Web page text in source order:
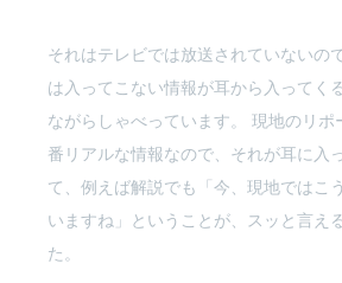
それはテレビでは放送されていないの
は入ってこない情報が耳から入ってく
ながらしゃべっています。 現地のリポ
番リアルな情報なので、それが耳に入
て、例えば解説でも「今、現地ではこ
いますね」ということが、スッと言え
た。